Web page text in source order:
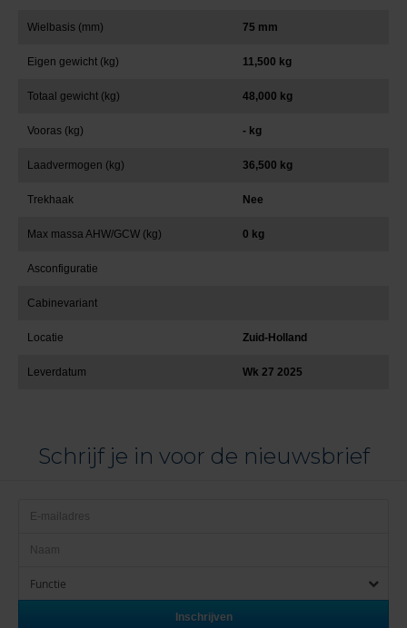
Wielbasis (mm) 75 mm
Eigen gewicht (kg) 11,500 kg
Totaal gewicht (kg) 48,000 kg
Vooras (kg) - kg
Laadvermogen (kg) 36,500 kg
Trekhaak Nee
Max massa AHW/GCW (kg) 0 kg
Asconfiguratie
Cabinevariant
Locatie Zuid-Holland
Leverdatum Wk 27 2025
Schrijf je in voor de nieuwsbrief
Functie
Inschrijven